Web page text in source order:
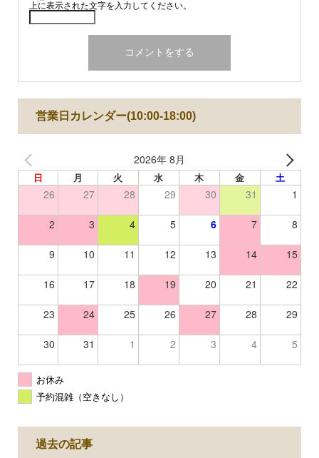
上に表示された文字を入力してください。
営業日カレンダー(10:00-18:00)
2026年 8月
日 月 火 水 木 金 土
26 27 28 29 30 31 1
2 3 4 5 6 7 8
9 10 11 12 13 14 15
16 17 18 19 20 21 22
23 24 25 26 27 28 29
30 31 1 2 3 4 5
お休み
予約混雑（空きなし）
過去の記事